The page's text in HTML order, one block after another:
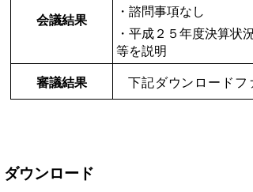
会議結果
・諮問事項なし
・平成２５年度決算状
等を説明
審議結果 下記ダウンロードフ
ダウンロード